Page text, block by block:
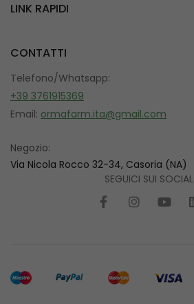
LINK RAPIDI
CONTATTI
Telefono/Whatsapp:
+39 3761915369
Email: ormafarm.ita@gmail.com
Negozio:
Via Nicola Rocco 32-34, Casoria (NA)
SEGUICI SUI SOCIAL